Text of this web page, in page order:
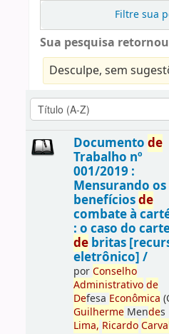
Filtre sua
Sua pesquisa
Desculpe, sem
Documento de
Trabalho nº
001/2019 :
Mensurando os
benefíciosde
combate à
: o caso do
debritas
eletrônico] /
porConselho
Administrativo de
Defesa Econômica
GuilhermeMendes
Lima, Ricardo